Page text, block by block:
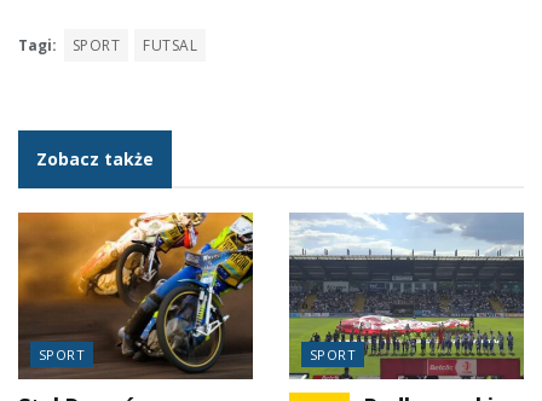
Tagi: SPORT FUTSAL
Zobacz także
SPORT SPORT